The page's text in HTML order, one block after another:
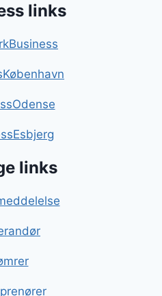
links
links